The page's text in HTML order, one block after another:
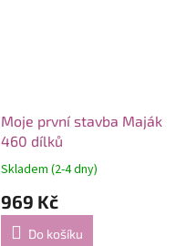
Moje první stavba Maják
460 dílků
Skladem (2-4 dny)
969 Kč
Do košíku